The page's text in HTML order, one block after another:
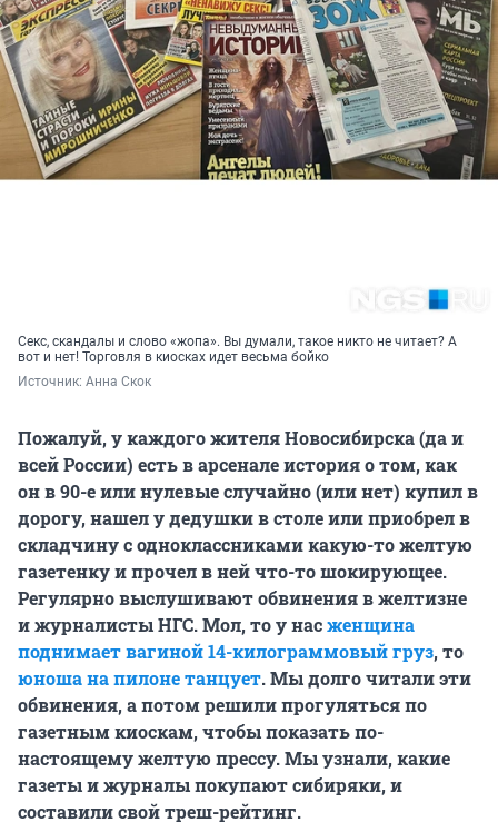
Секс, скандалы и слово «жопа». Вы думали, такое никто не читает? А
вот и нет! Торговля в киосках идет весьма бойко
Источник: Анна Скок
Пожалуй, у каждого жителя Новосибирска (да и
всей России) есть в арсенале история о том, как
он в 90-е или нулевые случайно (или нет) купил в
дорогу, нашел у дедушки в столе или приобрел в
складчину с одноклассниками какую-то желтую
газетенку и прочел в ней что-то шокирующее.
Регулярно выслушивают обвинения в желтизне
и журналисты НГС. Мол, то у насженщина
поднимает вагиной 14-килограммовый груз, то
юноша на пилоне танцует. Мы долго читали эти
обвинения, а потом решили прогуляться по
газетным киоскам, чтобы показать по-
настоящему желтую прессу. Мы узнали, какие
газеты и журналы покупают сибиряки, и
составили свой треш-рейтинг.